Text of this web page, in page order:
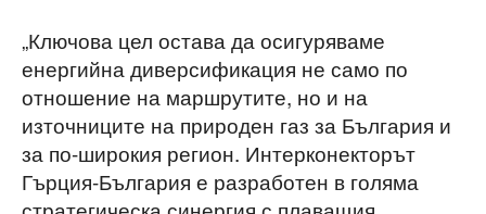
„Ключова цел остава да осигуряваме
енергийна диверсификация не само по
отношение на маршрутите, но и на
източниците на природен газ за България и
за по-широкия регион. Интерконекторът
Гърция-България е разработен в голяма